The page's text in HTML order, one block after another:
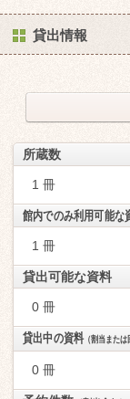
貸出情報
所蔵数
1 冊
館内でのみ利用可能な
1 冊
貸出可能な資料
0 冊
貸出中の資料（割当または
0 冊